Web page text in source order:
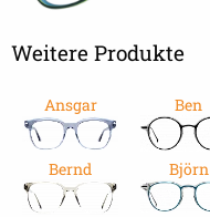
Weitere Produkte
Ansgar Ben
Bernd Björn